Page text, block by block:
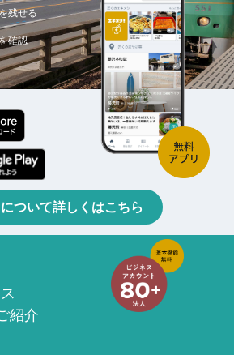
残せる
確認
ついて詳しくはこちら
紹介